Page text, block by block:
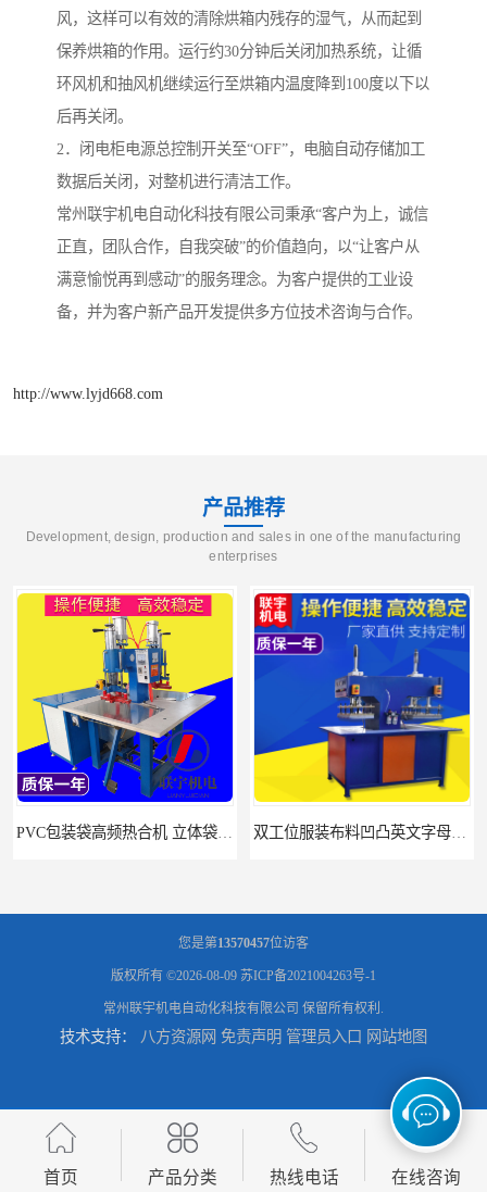
风，这样可以有效的清除烘箱内残存的湿气，从而起到
保养烘箱的作用。运行约30分钟后关闭加热系统，让循
环风机和抽风机继续运行至烘箱内温度降到100度以下以
后再关闭。
2．闭电柜电源总控制开关至“OFF”，电脑自动存储加工
数据后关闭，对整机进行清洁工作。
常州联宇机电自动化科技有限公司秉承“客户为上，诚信
正直，团队合作，自我突破”的价值趋向，以“让客户从
满意愉悦再到感动”的服务理念。为客户提供的工业设
备，并为客户新产品开发提供多方位技术咨询与合作。
http://www.lyjd668.com
产品推荐
Development, design, production and sales in one of the manufacturing
enterprises
汽车坐垫压纹压花机规格 单头大台面凹凸压花机 现货供应 浙江布料凹凸4d压纹机生产厂家 服装凹凸4d压纹植胶机 经济实惠
您是第13570457位访客
版权所有 ©2026-08-09 苏ICP备2021004263号-1
常州联宇机电自动化科技有限公司 保留所有权利.
技术支持： 八方资源网 免责声明 管理员入口 网站地图
首页 产品分类 热线电话 在线咨询